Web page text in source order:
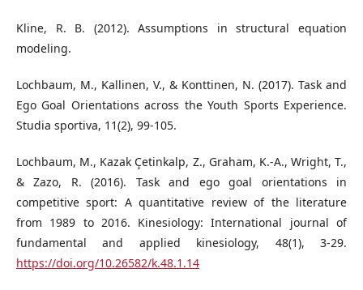
Kline, R. B. (2012). Assumptions in structural equation
modeling.
Lochbaum, M., Kallinen, V., & Konttinen, N. (2017). Task and
Ego Goal Orientations across the Youth Sports Experience.
Studia sportiva, 11(2), 99-105.
Lochbaum, M., Kazak Çetinkalp, Z., Graham, K.-A., Wright, T.,
& Zazo, R. (2016). Task and ego goal orientations in
competitive sport: A quantitative review of the literature
from 1989 to 2016. Kinesiology: International journal of
fundamental and applied kinesiology, 48(1), 3-29.
https://doi.org/10.26582/k.48.1.14